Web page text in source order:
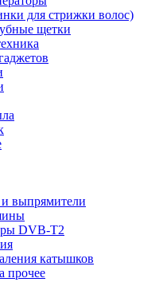
для стрижки волос)
щетки
выпрямители
DVB-T2
катышков
прочее